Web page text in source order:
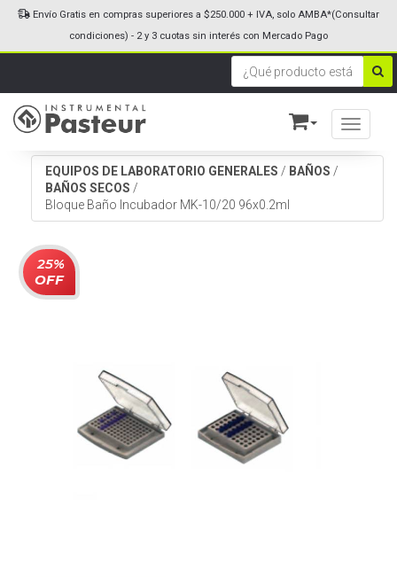
Toggle
Envío Gratis en compras superiores a $250.000 + IVA, solo AMBA*(Consultar
condiciones) - 2 y 3 cuotas sin interés con Mercado Pago
EQUIPOS DE LABORATORIO GENERALES / BAÑOS /
BAÑOS SECOS /
Bloque Baño Incubador MK-10/20 96x0.2ml
25%
OFF